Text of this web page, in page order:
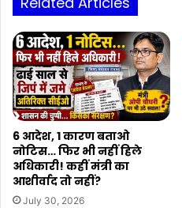
की
उठी
मांग
6 आदेश, 1 कारण बताओ
नोटिस… फिर भी नहीं हिले
अधिकारी! कहीं मंत्री का
आशीर्वाद तो नहीं?
July 30, 2026